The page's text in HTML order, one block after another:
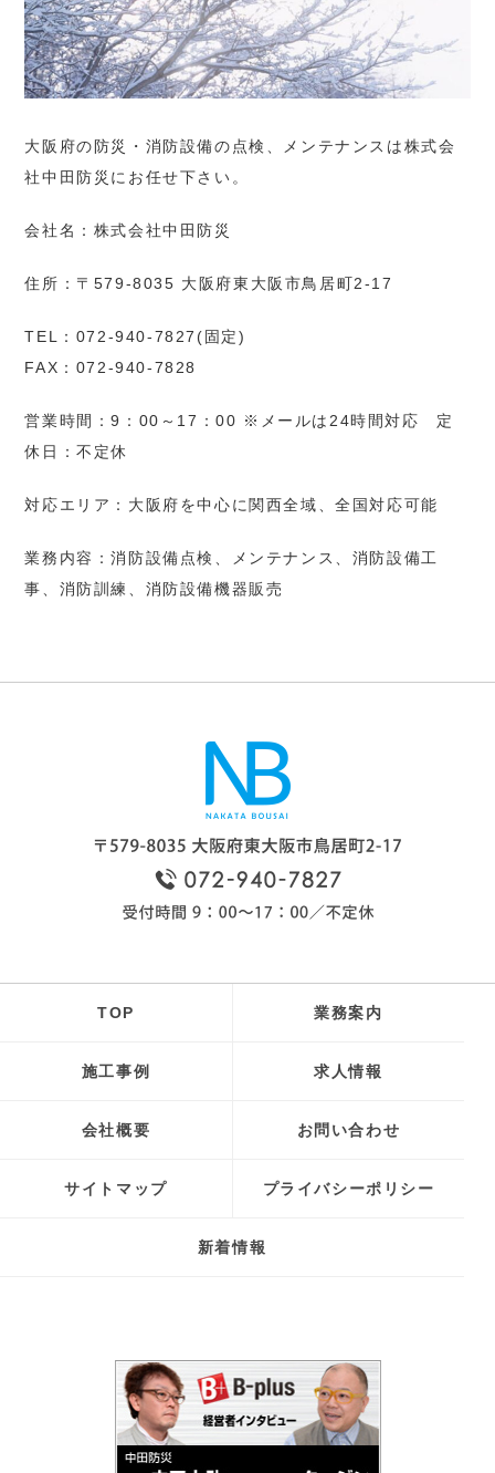
大阪府の防災・消防設備の点検、メンテナンスは株式会
社中田防災にお任せ下さい。
会社名：株式会社中田防災
住所：〒579-8035 大阪府東大阪市鳥居町2-17
TEL：072-940-7827(固定)
FAX：072-940-7828
営業時間：9：00～17：00 ※メールは24時間対応 定
休日：不定休
対応エリア：大阪府を中心に関西全域、全国対応可能
業務内容：消防設備点検、メンテナンス、消防設備工
事、消防訓練、消防設備機器販売
TOP 業務案内
施工事例 求人情報
会社概要 お問い合わせ
サイトマップ プライバシーポリシー
新着情報